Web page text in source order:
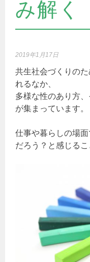
み解く
2019年1月17日
共生社会づくりの
れるなか、
多様な性のあり方
が集まっています。
仕事や暮らしの場
だろう？と感じる